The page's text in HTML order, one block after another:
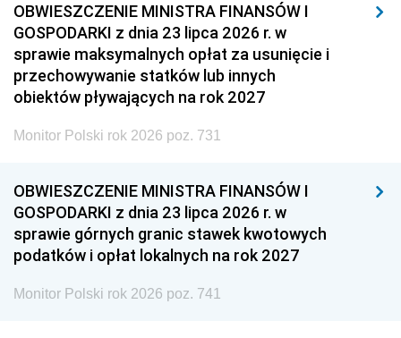
OBWIESZCZENIE MINISTRA FINANSÓW I
GOSPODARKI z dnia 23 lipca 2026 r. w
sprawie maksymalnych opłat za usunięcie i
przechowywanie statków lub innych
obiektów pływających na rok 2027
Monitor Polski rok 2026 poz. 731
OBWIESZCZENIE MINISTRA FINANSÓW I
GOSPODARKI z dnia 23 lipca 2026 r. w
sprawie górnych granic stawek kwotowych
podatków i opłat lokalnych na rok 2027
Monitor Polski rok 2026 poz. 741